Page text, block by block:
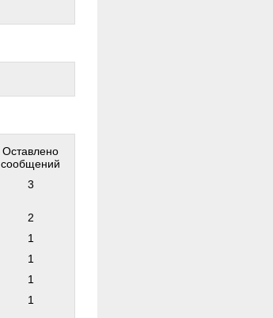
Оставлено
сообщений
3
2
1
1
1
1